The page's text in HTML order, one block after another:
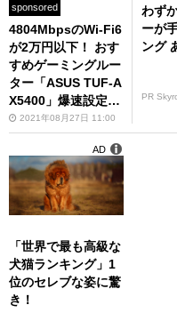
sponsored
4804MbpsのWi-Fi6
が2万円以下！ おす
すめゲーミングルー
ター「ASUS TUF-A
X5400」爆速設定の
ポイント
2021年08月27日 11:00
わず
ーが
ング
PR
「世界で最も高級な
犬猫ランキング」1
位のセレブな姿に驚
き！
AD